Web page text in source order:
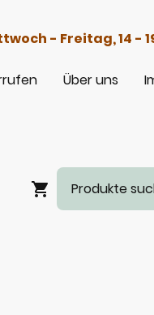
- Freitag, 14 -
Über uns